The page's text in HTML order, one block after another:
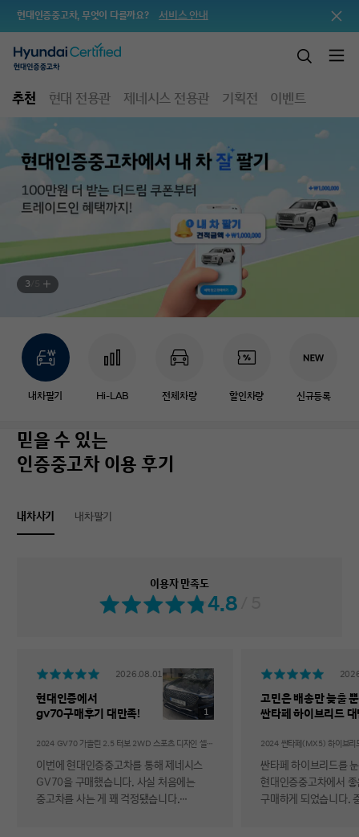
현대인증중고차, 무엇이 다를까요? 서비스 안내
추천 현대 전용관 제네시스 전용관 기획전 이벤트
3
내차팔기 Hi-LAB 전체차량 할인차량 신규등록
믿을 수 있는
인증중고차 이용 후기
내차사기 내차팔기
이용자 만족도
4.8
2026.08.01
현대인증에서
gv70구매후기 대만족!
1
2024 GV70 가솔린 2.5 터보 2WD 스포츠 디자인 셀렉션Ⅱ
이번에 현대인증중고차를 통해 제네시스
GV70을 구매했습니다. 사실 처음에는
중고차를 사는 게 꽤 걱정됐습니다.
고민은 배송만 늦출
싼타페 하이브리드
싼타페 하이브리드를
현대인증중고차에서
구매하게 되었습니다.